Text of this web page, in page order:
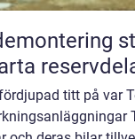
stockholm
titt på var